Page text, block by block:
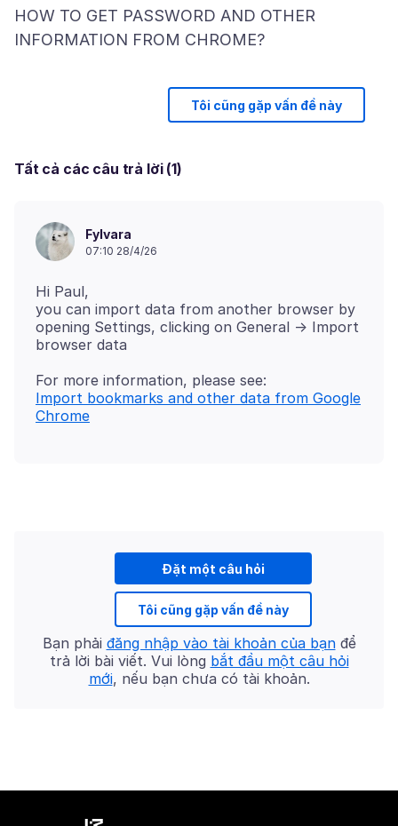
HOW TO GET PASSWORD AND OTHER
Tôi cũng gặp vấn đề này
Tất cả các câu trả lời (1)
Fylvara
07:10 28/4/26
Hi Paul,
you can import data from another browser by
opening Settings, clicking on General -> Import
Import bookmarks and other data from Google
Chrome
Đặt một câu hỏi
Tôi cũng gặp vấn đề này
Bạn phải đăng nhập vào tài khoản của bạnđể
trả lời bài viết. Vui lòng bắt đầu một câu hỏi
mới, nếu bạn chưa có tài khoản.